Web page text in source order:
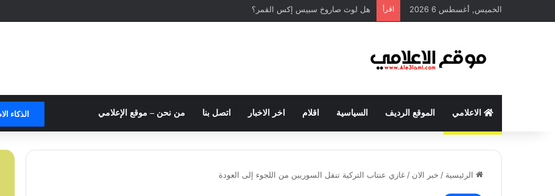
الخميس, أغسطس 6 2026 اقرأ هل لوث صاروخ سبيس إكس القمر؟
الاعلامي الموقع الرديف السياسية اقلام اخر الاخبار اتصل بنا من نحن – موقع الإعلامي الذكاء
الرئيسية / خبر الان / غازي عنتاب التركية تنقل السوريين من اللجوء إلى العودة